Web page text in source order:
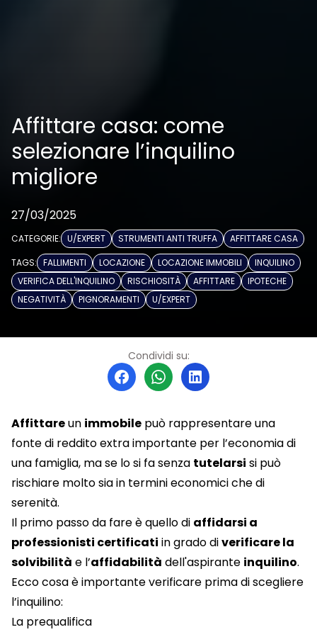
Affittare casa: come
selezionare l’inquilino
migliore
27/03/2025
CATEGORIE: U/EXPERT STRUMENTI ANTI TRUFFA
AFFITTARE CASA
TAGS: FALLIMENTI LOCAZIONE LOCAZIONE IMMOBILI
INQUILINO
VERIFICA DELL'INQUILINO
RISCHIOSITÀ AFFITTARE
IPOTECHE
NEGATIVITÀ
PIGNORAMENTI U/EXPERT
Condividi su:
Affittareun immobile può rappresentare una
fonte di reddito extra importante per l’economia di
una famiglia, ma se lo si fa senza tutelarsi si può
rischiare molto sia in termini economici che di
serenità.
Il primo passo da fare è quello di affidarsi a
professionisti certificati in grado diverificare la
solvibilità e l’affidabilità dell'aspirante inquilino.
Ecco cosa è importante verificare prima di scegliere
l’inquilino:
La prequalifica